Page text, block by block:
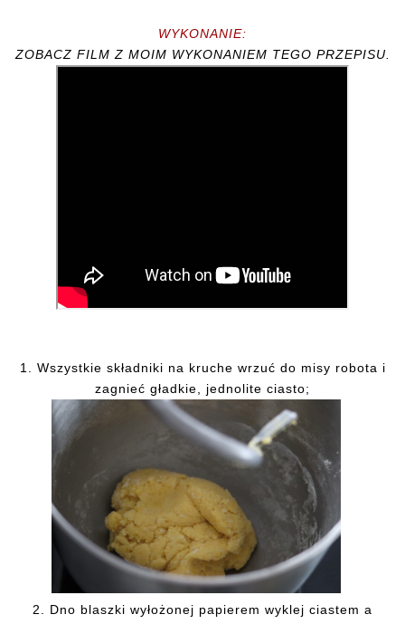
WYKONANIE:
ZOBACZ FILM Z MOIM WYKONANIEM TEGO PRZEPISU.
1. Wszystkie składniki na kruche wrzuć do misy robota i
zagnieć gładkie, jednolite ciasto;
2. Dno blaszki wyłożonej papierem wyklej ciastem a